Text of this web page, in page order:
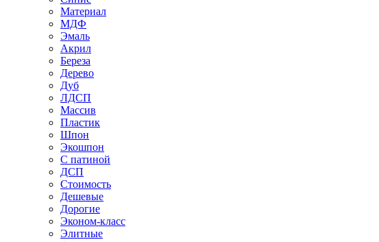
Материал
МДФ
Эмаль
Акрил
Береза
Дерево
Дуб
ЛДСП
Массив
Пластик
Шпон
Экошпон
С патиной
ДСП
Стоимость
Дешевые
Дорогие
Эконом-класс
Элитные